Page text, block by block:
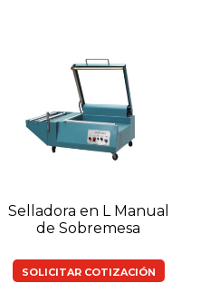
Selladora en L Manual
de Sobremesa
SOLICITAR COTIZACIÓN